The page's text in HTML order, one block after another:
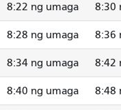
8:22 ng umaga 8:30
8:28 ng umaga 8:36
8:34 ng umaga 8:42
8:40 ng umaga 8:48